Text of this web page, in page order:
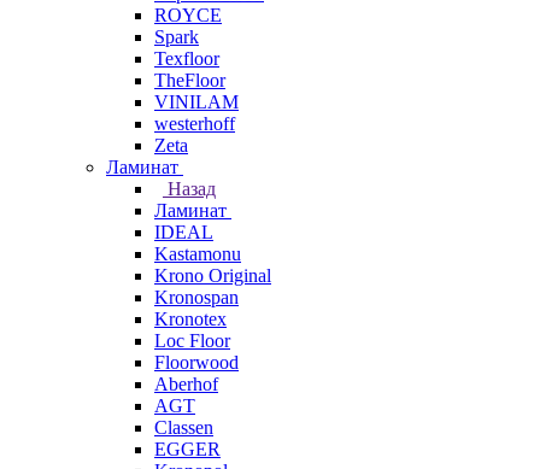
ROYCE
Spark
Texfloor
TheFloor
VINILAM
westerhoff
Zeta
Ламинат
Назад
Ламинат
IDEAL
Kastamonu
Krono Original
Kronospan
Kronotex
Loc Floor
Floorwood
Aberhof
AGT
Classen
EGGER